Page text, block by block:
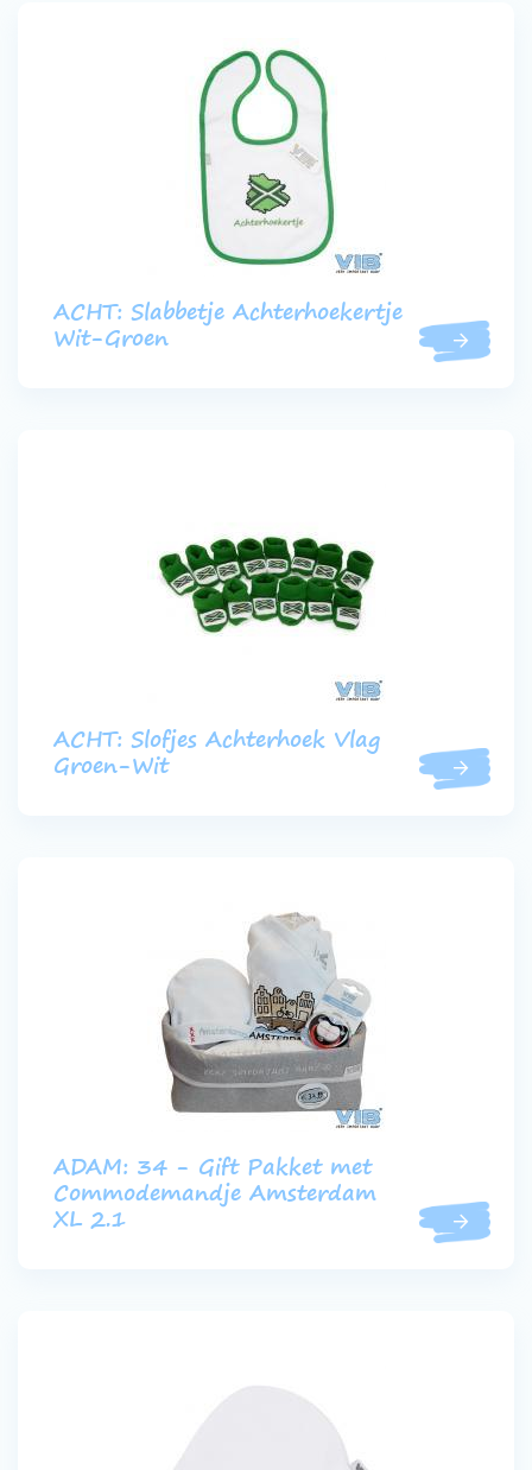
ACHT: Slabbetje Achterhoekertje
Wit-Groen
ACHT: Slofjes Achterhoek Vlag
Groen-Wit
ADAM: 34 - Gift Pakket met
Commodemandje Amsterdam
XL 2.1